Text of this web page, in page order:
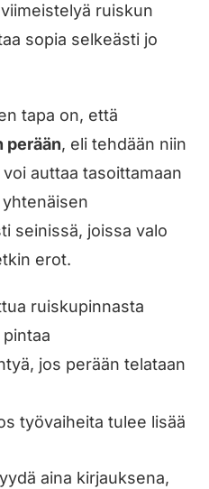
ruiskun
sopia selkeästi jo
tapa on, että
perään, eli tehdään niin
voi auttaa tasoittamaan
seinissä, joissa valo
erot.
ruiskupinnasta
jos perään telataan
työvaiheita tulee lisää
aina kirjauksena,